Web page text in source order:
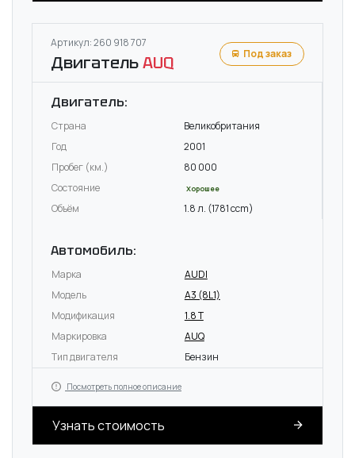
Артикул: 260 918 707
ДвигательAUQ Под заказ
Двигатель:
Страна
Великобритания
Год
2001
Пробег (км.)
80 000
Состояние
Хорошее
Объём 1.8 л. (1781 ccm)
Автомобиль:
Марка
AUDI
Модель
A3 (8L1)
Модификация
1.8 T
Маркировка
AUQ
Тип двигателя
Бензин
Посмотреть полное описание
Узнать стоимость